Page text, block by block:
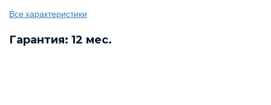
Все характеристики
Гарантия: 12 мес.